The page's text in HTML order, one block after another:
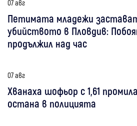
07 авг
Петимата младежи
убийството в Пловдив:
продължил над час
07 авг
Хванаха шофьор с 1,61
остана в полицията